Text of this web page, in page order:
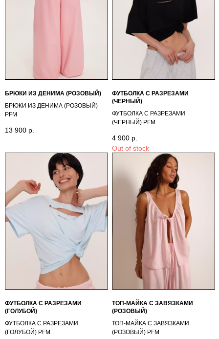
БРЮКИ ИЗ ДЕНИМА (РОЗОВЫЙ)
БРЮКИ ИЗ ДЕНИМА (РОЗОВЫЙ)
PFМ
13 900 р.
ФУТБОЛКА С РАЗРЕЗАМИ
(ЧЕРНЫЙ)
ФУТБОЛКА С РАЗРЕЗАМИ
(ЧЕРНЫЙ) PFM
4 900 р.
Out of stock
ФУТБОЛКА С РАЗРЕЗАМИ
(ГОЛУБОЙ)
ФУТБОЛКА С РАЗРЕЗАМИ
(ГОЛУБОЙ) PFM
ТОП-МАЙКА С ЗАВЯЗКАМИ
(РОЗОВЫЙ)
ТОП-МАЙКА С ЗАВЯЗКАМИ
(РОЗОВЫЙ) PFM